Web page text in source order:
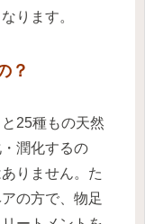
ります。
？
25種もの天然
潤化するの
りません。た
の方で、物足